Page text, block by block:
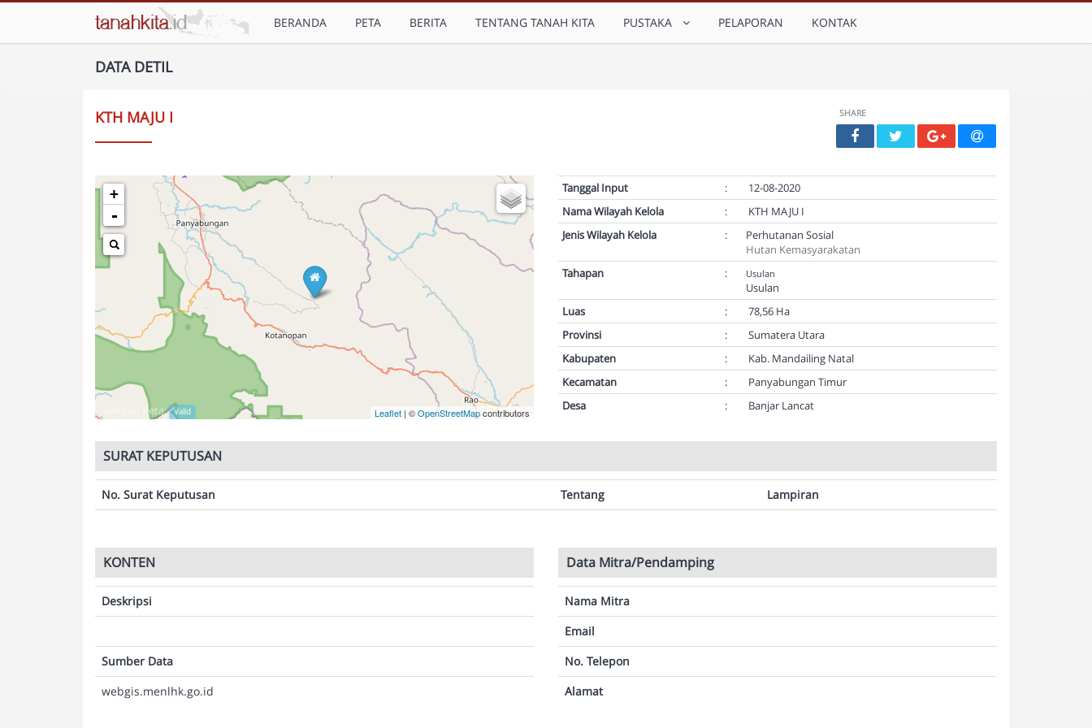
BERANDA PETA BERITA TENTANG TANAH KITA PUSTAKA PELAPORAN KONTAK
DATA DETIL
KTH MAJU I SHARE
+
-
Leaflet | ©OpenStreetMapcontributors
Validasi Peta: Valid
Tanggal Input :
12-08-2020
Nama Wilayah Kelola
:
KTH MAJU I
Jenis Wilayah Kelola
:
Perhutanan Sosial
Hutan Kemasyarakatan
Tahapan
: Usulan
Usulan
Luas
:
78,56 Ha
Provinsi
:
Sumatera Utara
Kabupaten
:
Kab. Mandailing Natal
Kecamatan
:
Panyabungan Timur
Desa
: Banjar Lancat
SURAT KEPUTUSAN
No. Surat Keputusan Tentang Lampiran
KONTEN
Deskripsi
Sumber Data
webgis.menlhk.go.id
Data Mitra/Pendamping
Nama Mitra
Email
No. Telepon
Alamat